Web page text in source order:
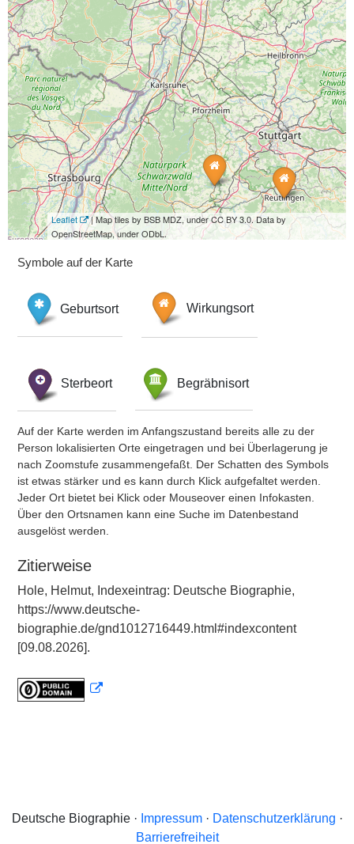
Leaflet
| Map tiles by BSB MDZ, under CC BY 3.0. Data by
OpenStreetMap, under ODbL.
Symbole auf der Karte
Geburtsort Wirkungsort
Sterbeort Begräbnisort
Auf der Karte werden im Anfangszustand bereits alle zu der
Person lokalisierten Orte eingetragen und bei Überlagerung je
nach Zoomstufe zusammengefaßt. Der Schatten des Symbols
ist etwas stärker und es kann durch Klick aufgefaltet werden.
Jeder Ort bietet bei Klick oder Mouseover einen Infokasten.
Über den Ortsnamen kann eine Suche im Datenbestand
ausgelöst werden.
Zitierweise
Hole, Helmut, Indexeintrag: Deutsche Biographie,
https://www.deutsche-
biographie.de/gnd1012716449.html#indexcontent
[09.08.2026].
Deutsche Biographie · Impressum· Datenschutzerklärung ·
Barrierefreiheit